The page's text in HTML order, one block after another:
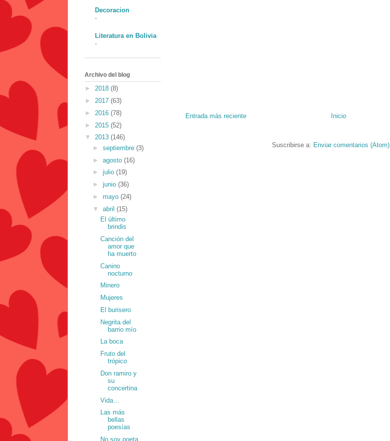
Entrada más reciente Inicio
Suscribirse a: Enviar comentarios (Atom)
Decoracion
-
Literatura en Bolivia
-
Archivo del blog
► 2018 (8)
► 2017 (63)
► 2016 (78)
► 2015 (52)
▼ 2013 (146)
► septiembre (3)
► agosto (16)
► julio (19)
► junio (36)
► mayo (24)
▼ abril (15)
El último
brindis
Canción del
amor que
ha muerto
Canino
nocturno
Minero
Mujeres
El burisero
Negrita del
barrio mío
La boca
Fruto del
trópico
Don ramiro y
su
concertina
Vida…
Las más
bellas
poesías
No soy poeta